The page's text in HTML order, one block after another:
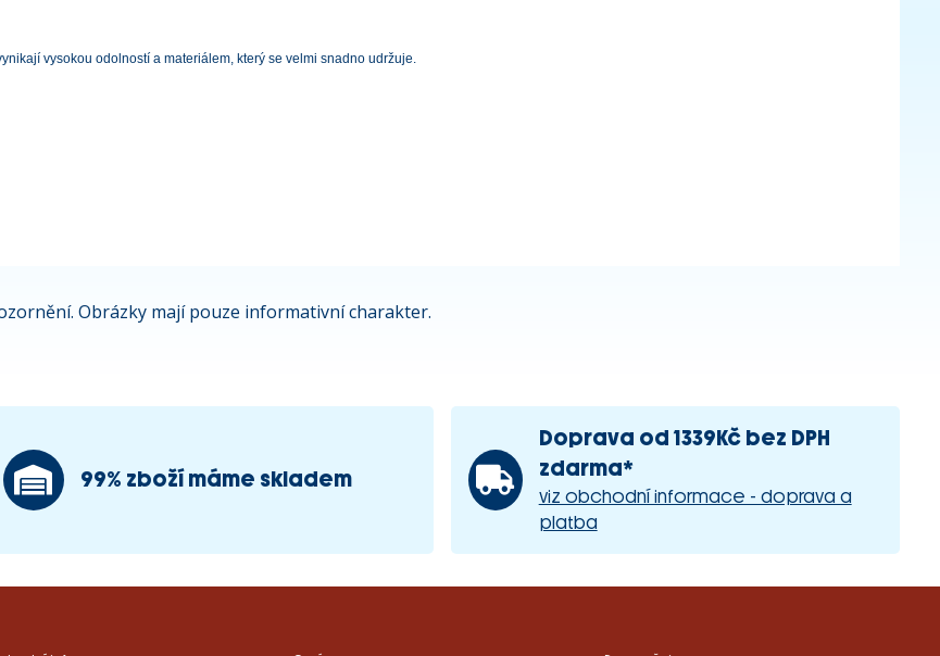
vysokou odolností a materiálem, který se velmi snadno udržuje.
Obrázky mají pouze informativní charakter.
99% zboží máme skladem
Doprava od 1339Kč bez DPH
zdarma*
viz obchodní informace - doprava a
platba